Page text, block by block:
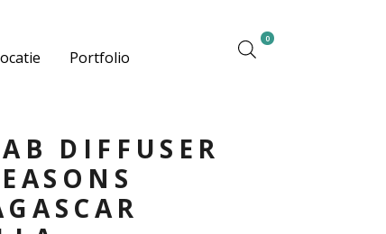
Portfolio
0
DIFFUSER